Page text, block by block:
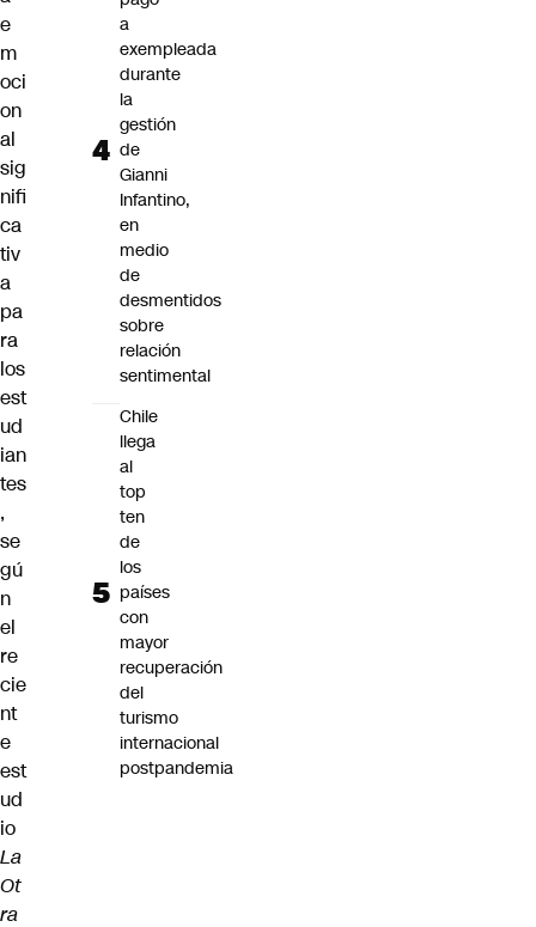
e
m
oci
on
al
sig
nifi
ca
tiv
a
pa
ra
los
est
ud
ian
tes
,
se
gú
n
el
re
cie
nt
e
est
ud
io
La
Ot
ra
a
exempleada
durante
la
gestión
de
Gianni
Infantino,
en
medio
de
desmentidos
sobre
relación
sentimental
Chile
llega
al
top
ten
de
los
países
con
mayor
recuperación
del
turismo
internacional
postpandemia